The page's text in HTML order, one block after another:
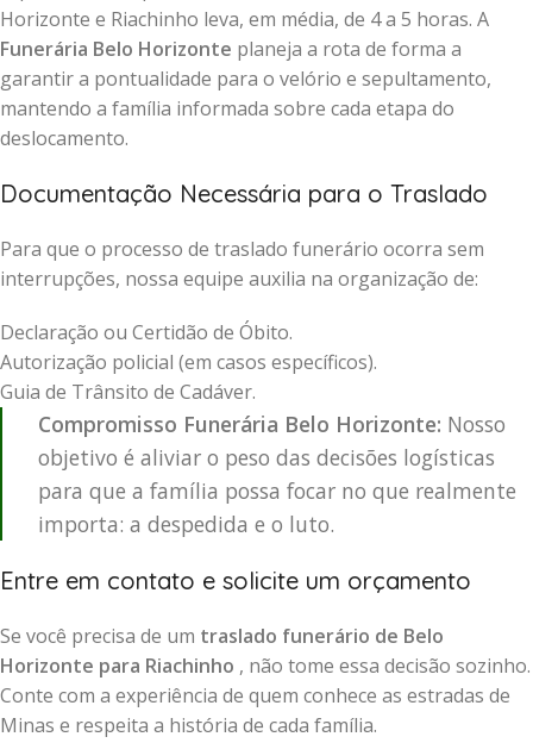
Horizonte e Riachinho leva, em média, de 4 a 5 horas. A
Funerária Belo Horizonte planeja a rota de forma a
garantir a pontualidade para o velório e sepultamento,
mantendo a família informada sobre cada etapa do
deslocamento.
Documentação Necessária para o Traslado
Para que o processo de traslado funerário ocorra sem
interrupções, nossa equipe auxilia na organização de:
Declaração ou Certidão de Óbito.
Autorização policial (em casos específicos).
Guia de Trânsito de Cadáver.
Compromisso Funerária Belo Horizonte: Nosso
objetivo é aliviar o peso das decisões logísticas
para que a família possa focar no que realmente
importa: a despedida e o luto.
Entre em contato e solicite um orçamento
Se você precisa de um traslado funerário de Belo
Horizonte para Riachinho , não tome essa decisão sozinho.
Conte com a experiência de quem conhece as estradas de
Minas e respeita a história de cada família.